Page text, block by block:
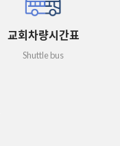
교회차량시간표
Shuttle bus